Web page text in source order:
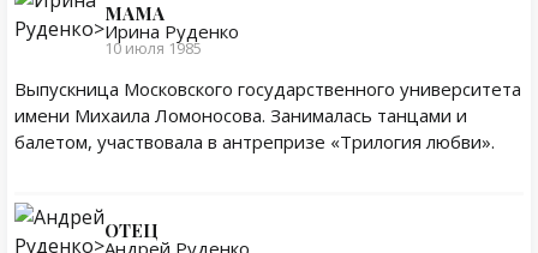
МАМА
Ирина Руденко
10 июля 1985
Выпускница Московского государственного университета
имени Михаила Ломоносова. Занималась танцами и
балетом, участвовала в антрепризе «Трилогия любви».
ОТЕЦ
Андрей Руденко